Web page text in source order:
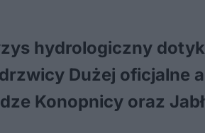
hydrologiczny
Dużej oficjalne
Konopnicy oraz